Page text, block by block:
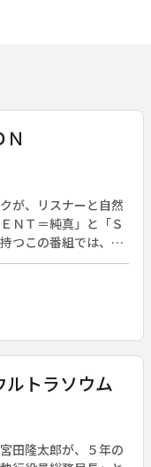
が、リスナーと自然
ＮＴ＝純真」と「Ｓ
つこの番組では、日
からの英気を養って
月６日放送開始）◆
マは「心機一転」。
ソードや、亡き父か
中に見つけた何気な
ｐｐｉｎｅｓｓ」の
てやっている作戦を
トラソウム
田隆太郎が、５年の